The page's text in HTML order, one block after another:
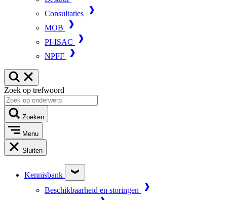
Consultaties
MOB
PI-ISAC
NPFF
Zoek op trefwoord
Zoeken
Menu
Sluiten
Kennisbank
Beschikbaarheid en storingen